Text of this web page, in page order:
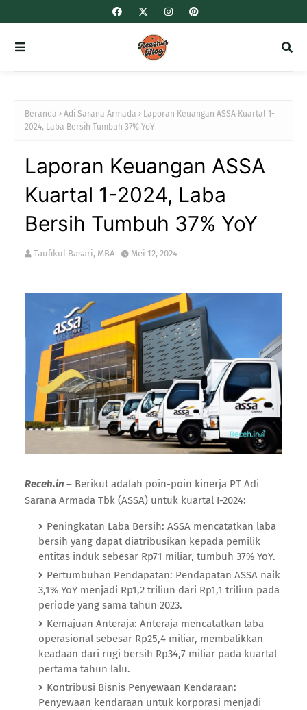
Beranda Adi Sarana Armada
Laporan Keuangan ASSA Kuartal 1-
2024, Laba Bersih Tumbuh 37% YoY
Laporan Keuangan ASSA
Kuartal 1-2024, Laba
Bersih Tumbuh 37% YoY
Taufikul Basari, MBA Mei 12, 2024
Receh.in – Berikut adalah poin-poin kinerja PT Adi
Sarana Armada Tbk (ASSA) untuk kuartal I-2024:
Peningkatan Laba Bersih: ASSA mencatatkan laba
bersih yang dapat diatribusikan kepada pemilik
entitas induk sebesar Rp71 miliar, tumbuh 37% YoY.
Pertumbuhan Pendapatan: Pendapatan ASSA naik
3,1% YoY menjadi Rp1,2 triliun dari Rp1,1 triliun pada
periode yang sama tahun 2023.
Kemajuan Anteraja: Anteraja mencatatkan laba
operasional sebesar Rp25,4 miliar, membalikkan
keadaan dari rugi bersih Rp34,7 miliar pada kuartal
pertama tahun lalu.
Kontribusi Bisnis Penyewaan Kendaraan:
Penyewaan kendaraan untuk korporasi menjadi